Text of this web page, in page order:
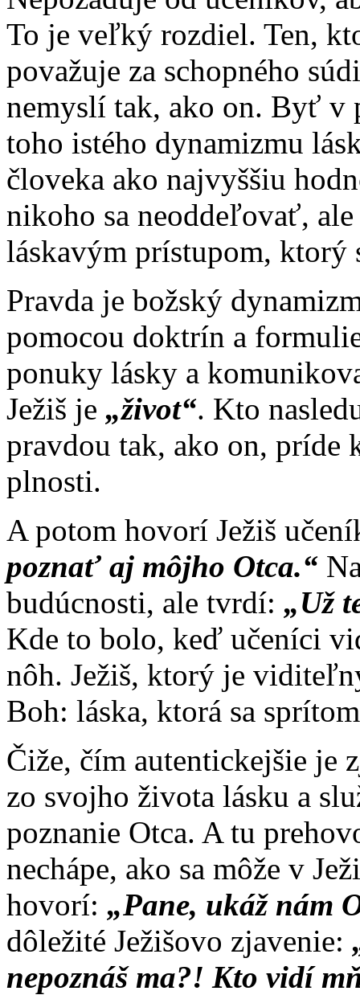
To je veľký rozdiel. Ten,
považuje za schopného
nemyslí tak, ako on. Byť v
toho istého dynamizmu
človeka ako najvyššiu
nikoho sa neoddeľovať,
láskavým prístupom, ktorý
Pravda je božský
pomocou doktrín a
ponuky lásky a
Ježiš je „život“. Kto
pravdou tak, ako on,
plnosti.
A potom hovorí Ježiš
poznať aj môjho Otca.“
budúcnosti, ale tvrdí: „Už
Kde to bolo, keď učeníci
nôh. Ježiš, ktorý je
Boh: láska, ktorá sa
Čiže, čím autentickejšie je
zo svojho života lásku a
poznanie Otca. A tu
nechápe, ako sa môže v
hovorí: „Pane, ukáž nám
dôležité Ježišovo zjavenie:
nepoznáš ma?! Kto vidí